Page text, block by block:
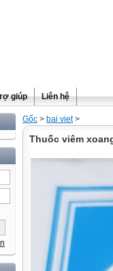
giúp Liên hệ
Gốc > bai viet>
Thuốc viêm